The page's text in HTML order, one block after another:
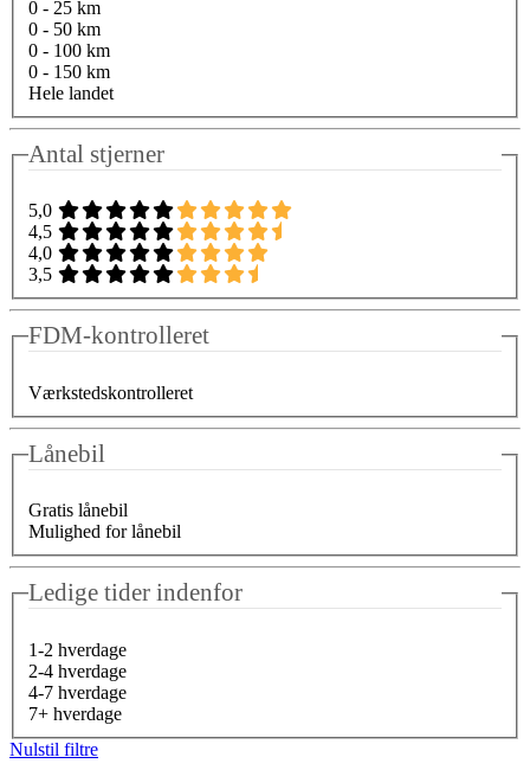
0 - 25 km
0 - 50 km
0 - 100 km
0 - 150 km
Hele landet
Antal stjerner
5,0
4,5
4,0
3,5
FDM-kontrolleret
Værkstedskontrolleret
Lånebil
Gratis lånebil
Mulighed for lånebil
Ledige tider indenfor
1-2 hverdage
2-4 hverdage
4-7 hverdage
7+ hverdage
Nulstil filtre